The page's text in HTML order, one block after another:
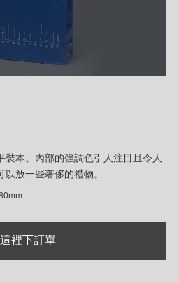
裝本。內部的強調色引人注目且令人
放一些奢侈的禮物。
裡下訂單